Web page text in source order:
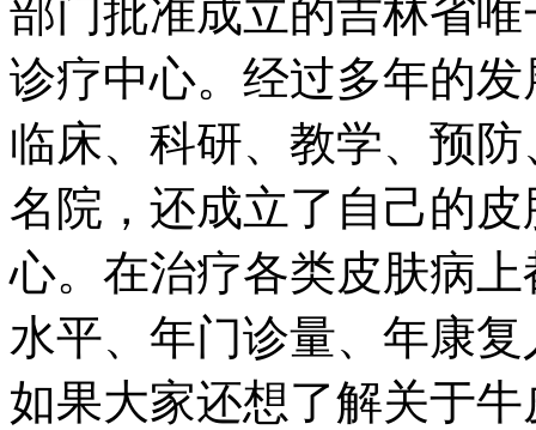
部门批准成立的吉林省
诊疗中心。经过多年的
临床、科研、教学、预
名院，还成立了自己的
心。在治疗各类皮肤病
水平、年门诊量、年康
如果大家还想了解关于